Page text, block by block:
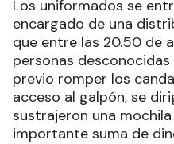
Los uniformados se
encargado de una
que entre las 20.50 de
personas
previo romper los
acceso al galpón, se
sustrajeron una
importante suma de